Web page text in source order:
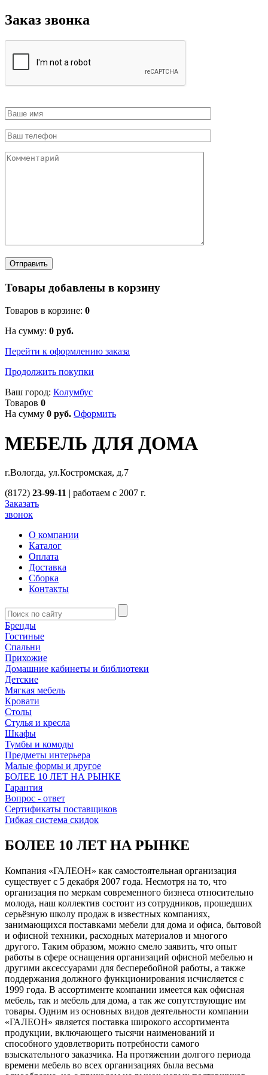
Заказ звонка
Товары добавлены в корзину
Товаров в корзине: 0
На сумму: 0 руб.
Перейти к оформлению заказа
Продолжить покупки
Ваш город: Колумбус
Товаров 0
На сумму 0 руб. Оформить
МЕБЕЛЬ ДЛЯ ДОМА
г.Вологда, ул.Костромская, д.7
(8172) 23-99-11 | работаем с 2007 г.
Заказать
звонок
О компании
Каталог
Оплата
Доставка
Сборка
Контакты
Бренды
Гостиные
Спальни
Прихожие
Домашние кабинеты и библиотеки
Детские
Мягкая мебель
Кровати
Столы
Стулья и кресла
Шкафы
Тумбы и комоды
Предметы интерьера
Малые формы и другое
БОЛЕЕ 10 ЛЕТ НА РЫНКЕ
Гарантия
Вопрос - ответ
Сертификаты поставщиков
Гибкая система скидок
БОЛЕЕ 10 ЛЕТ НА РЫНКЕ
Компания «ГАЛЕОН» как самостоятельная организация
существует с 5 декабря 2007 года. Несмотря на то, что
организация по меркам современного бизнеса относительно
молода, наш коллектив состоит из сотрудников, прошедших
серьёзную школу продаж в известных компаниях,
занимающихся поставками мебели для дома и офиса, бытовой
и офисной техники, расходных материалов и многого
другого. Таким образом, можно смело заявить, что опыт
работы в сфере оснащения организаций офисной мебелью и
другими аксессуарами для бесперебойной работы, а также
поддержания должного функционирования исчисляется с
1999 года. В ассортименте компании имеется как офисная
мебель, так и мебель для дома, а так же сопутствующие им
товары. Одним из основных видов деятельности компании
«ГАЛЕОН» является поставка широкого ассортимента
продукции, включающего тысячи наименований и
способного удовлетворить потребности самого
взыскательного заказчика. На протяжении долгого периода
времени мебель во всех организациях была весьма